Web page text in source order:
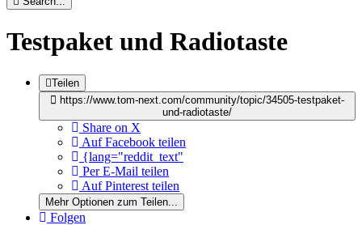
Testpaket und Radiotaste
Teilen
https://www.tom-next.com/community/topic/34505-testpaket-
und-radiotaste/
Share on X
Auf Facebook teilen
{lang="reddit_text"
Per E-Mail teilen
Auf Pinterest teilen
Mehr Optionen zum Teilen...
Folgen